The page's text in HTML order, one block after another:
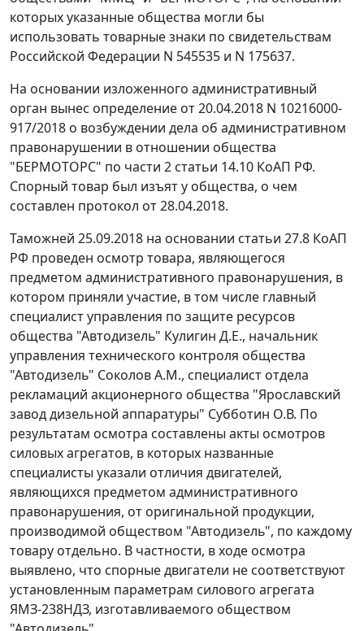
которых указанные общества могли бы
использовать товарные знаки по свидетельствам
Российской Федерации N 545535 и N 175637.
На основании изложенного административный
орган вынес определение от 20.04.2018 N 10216000-
917/2018 о возбуждении дела об административном
правонарушении в отношении общества
"БЕРМОТОРС" по части 2 статьи 14.10 КоАП РФ.
Спорный товар был изъят у общества, о чем
составлен протокол от 28.04.2018.
Таможней 25.09.2018 на основании статьи 27.8 КоАП
РФ проведен осмотр товара, являющегося
предметом административного правонарушения, в
котором приняли участие, в том числе главный
специалист управления по защите ресурсов
общества "Автодизель" Кулигин Д.Е., начальник
управления технического контроля общества
"Автодизель" Соколов A.M., специалист отдела
рекламаций акционерного общества "Ярославский
завод дизельной аппаратуры" Субботин О.В. По
результатам осмотра составлены акты осмотров
силовых агрегатов, в которых названные
специалисты указали отличия двигателей,
являющихся предметом административного
правонарушения, от оригинальной продукции,
производимой обществом "Автодизель", по каждому
товару отдельно. В частности, в ходе осмотра
выявлено, что спорные двигатели не соответствуют
установленным параметрам силового агрегата
ЯМЗ-238НДЗ, изготавливаемого обществом